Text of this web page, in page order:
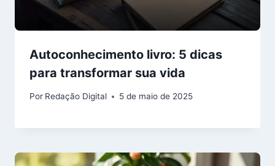
Autoconhecimento livro: 5 dicas
para transformar sua vida
Por Redação Digital 5 de maio de 2025